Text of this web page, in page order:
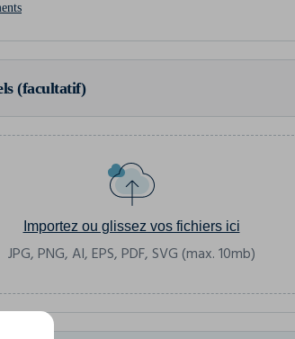
(facultatif)
Importez ou glissez vos fichiers ici
JPG, PNG, AI, EPS, PDF, SVG (max. 10mb)